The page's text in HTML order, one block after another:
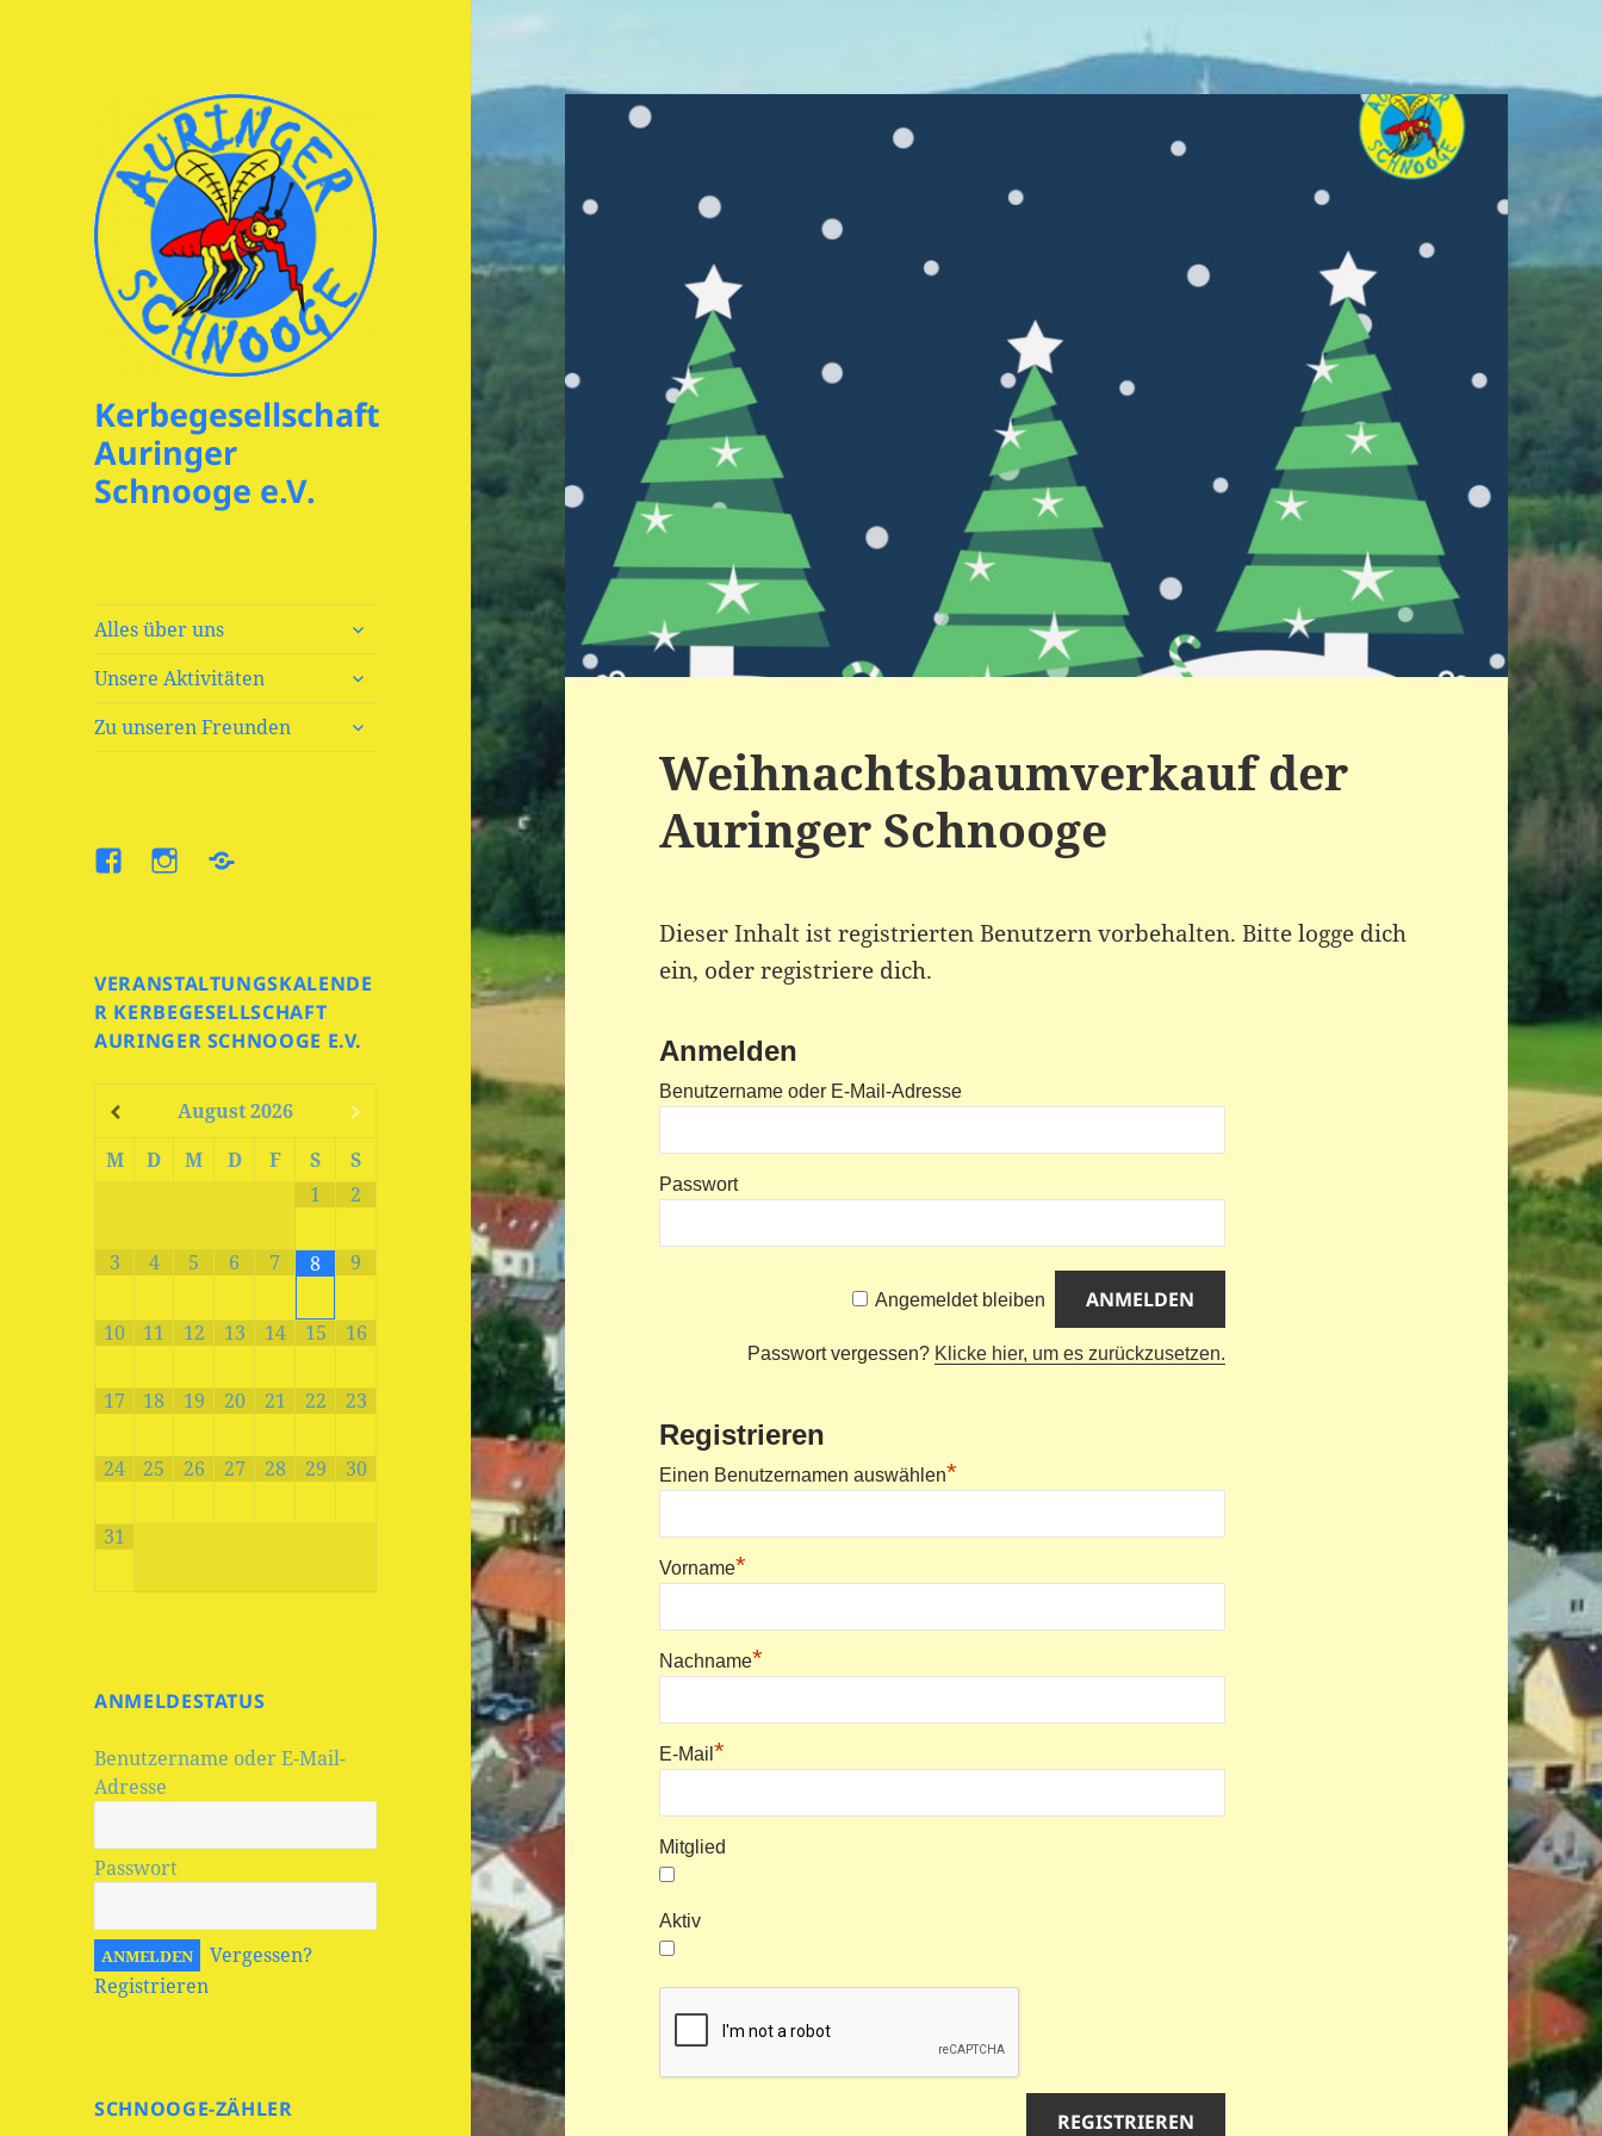
Kerbegesellschaft
Auringer
Schnooge e.V.
Alles über uns
untermenü
Unsere Aktivitäten
untermenü
Zu unseren Freunden
untermenü
Facebook
Insta
VERANSTALTUNGSKALENDE
R KERBEGESELLSCHAFT
AURINGER SCHNOOGE E.V.
August2026
M
D M D F S
S
1
2
3 4 5 6 7 8 9
10 11 12 13 14 15 16
17 18 19 20 21 22 23
24 25 26 27 28 29 30
31
ANMELDESTATUS
Benutzername oder E-Mail-
Adresse
Passwort
Vergessen?
Registrieren
SCHNOOGE-ZÄHLER
Weihnachtsbaumverkauf der
Auringer Schnooge
Dieser Inhalt ist registrierten Benutzern vorbehalten. Bitte logge dich
ein, oder registriere dich.
Anmelden
Benutzername oder E-Mail-Adresse
Passwort
Angemeldet bleiben
Passwort vergessen? Klicke hier, um es zurückzusetzen.
Registrieren
Einen Benutzernamen auswählen*
Vorname*
Nachname*
E-Mail*
Mitglied
Aktiv